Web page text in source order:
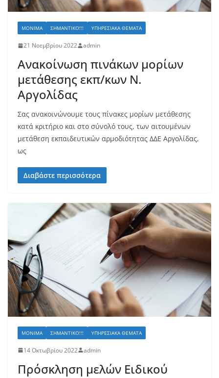
ΜΌΝΙΜΑ ΣΗΜΑΝΤΙΚΌ!!! ΥΠΗΡΕΣΙΑΚΆ ΘΈΜΑΤΑ
21 Νοεμβρίου 2022 admin
Ανακοίνωση πινάκων μορίων
μετάθεσης εκπ/κων Ν.
Αργολίδας
Σας ανακοινώνουμε τους πίνακες μορίων μετάθεσης
κατά κριτήριο και στο σύνολό τους, των αιτουμένων
μετάθεση εκπαιδευτικών αρμοδιότητας ΔΔΕ Αργολίδας,
ως
Διαβάστε περισσότερα
ΜΌΝΙΜΑ ΣΗΜΑΝΤΙΚΌ!!! ΥΠΗΡΕΣΙΑΚΆ ΘΈΜΑΤΑ
14 Οκτωβρίου 2022 admin
Πρόσκληση μελών Ειδικού